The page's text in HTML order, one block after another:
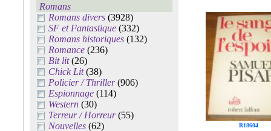
Romans
Romans divers (3928)
SF et Fantastique (332)
Romans historiques (132)
Romance (236)
Bit lit(26)
Chick Lit(38)
Policier / Thriller(906)
Espionnage (114)
Western (30)
Terreur / Horreur(55)
Nouvelles (62)
R18604